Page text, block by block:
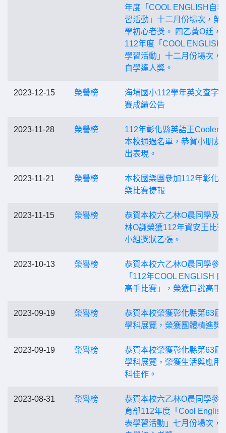
年度「COOL ENGLISH自
習活動」十二月份場次，榮
學初心者獎。 四乙黃O廷，
112年度「COOL ENGLISH
學習活動」十二月份場次，
自學達人獎。
2023-12-15 榮譽榜
海埔國小112學年英文查字
賽成績公告
2023-11-28 榮譽榜
112年彰化縣英語王
本校通過名單，恭賀小朋友
出表現。
2023-11-21 榮譽榜
本校國樂團參加112年彰化
樂比賽捷報
2023-11-15 榮譽榜
恭賀本校六乙林O晨同學及
林O謙榮獲112年資安王比
小組獎狀乙張。
2023-10-13 榮譽榜
恭賀本校六乙林O晨同學參
「112年COOL ENGLISH
高手比賽」，榮獲口說高手
2023-09-19 榮譽榜
恭賀本校榮獲彰化縣第63屆
學科展覽，榮獲團體精進獎
2023-09-19 榮譽榜
恭賀本校榮獲彰化縣第63屆
學科展覽，榮獲生活與應用
科佳作。
2023-08-31 榮譽榜
恭賀本校六乙林O晨同學參
育部112年度「Cool
表學習活動」七月份場次，